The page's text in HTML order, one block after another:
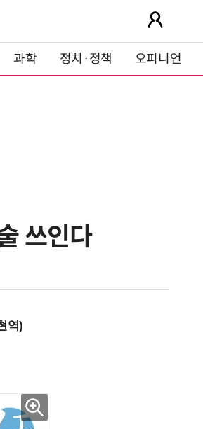
과학 정치·정책 오피니언
쓰인다
역)